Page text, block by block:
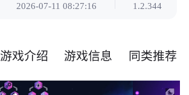
2026-07-11 08:27:16
1.2.344
游戏介绍 游戏信息 同类推荐